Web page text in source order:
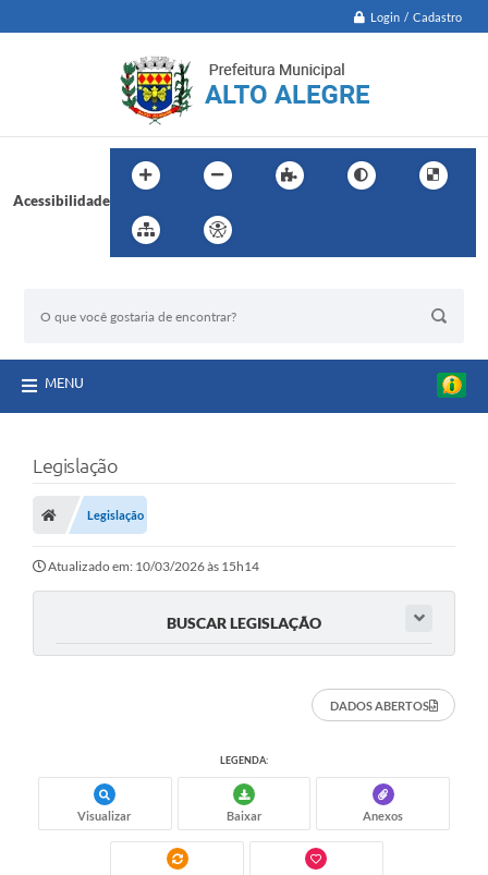
Login / Cadastro
Acessibilidade
MENU
Legislação
Legislação
Atualizado em: 10/03/2026 às 15h14
BUSCAR LEGISLAÇÃO
DADOS ABERTOS
LEGENDA:
Visualizar Baixar Anexos